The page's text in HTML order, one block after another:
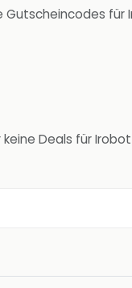
Gutscheincodes für
Deals für